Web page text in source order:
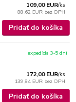
109,00 EUR/ks
88,62 EUR bez DPH
Pridať do košíka
172,00 EUR/ks
139,84 EUR bez DPH
expedícia 3-5 dní
Pridať do košíka